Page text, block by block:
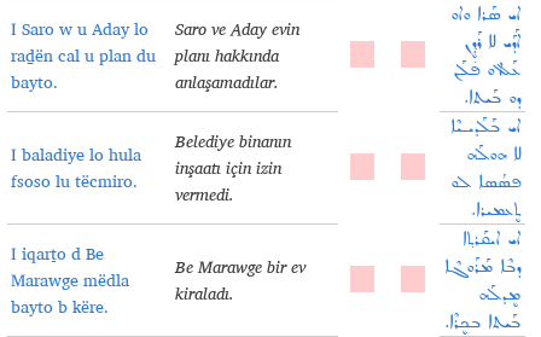
I Saro w u Aday lo
raḏën cal u plan du
bayto.
Saro ve Aday evin
planı hakkında
anlaşamadılar.
ܐܝ ܣܰܪܐ ܘܐܘ
ܐܰܕܰܝ ܠܐ ܪܰܕ݂ܷܢ
ܥܰܠ ܐܘ ܦ̇ܠܰܢ
ܕܘ ܒܰܝܬܐ.
I baladiye lo hula
fsoso lu tëcmiro.
Belediye binanın
inşaatı için izin
vermedi.
ܐܝ ܒܰܠܰܕܝـܝܶܐ
ܠܐ ܗܘܠܰܗ
ܦܣܳܣܐ ܠܘ
ܬܷܥܡܝܪܐ.
I iqarṯo d Be
Marawge mëdla
bayto b këre.
Be Marawge bir ev
kiraladı.
ܐܝ ܐܝܩܰܪܬ݂ܐ
ܕܒܶܐ ܡܰܪܰܘܓܶܐ
ܡܷܕܠܰܗ
ܒܰܝܬܐ ܒܟܷܪܶܐ.